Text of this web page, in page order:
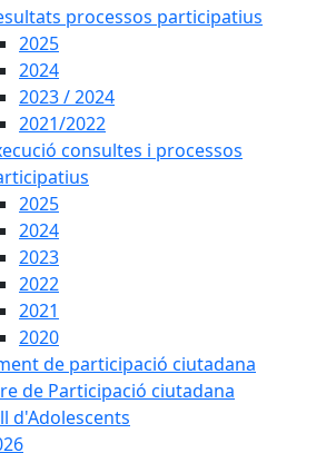
processos participatius
2025
2024
2023 / 2024
2021/2022
consultes i processos
2025
2024
2023
2022
2021
2020
de participació ciutadana
de Participació ciutadana
d'Adolescents